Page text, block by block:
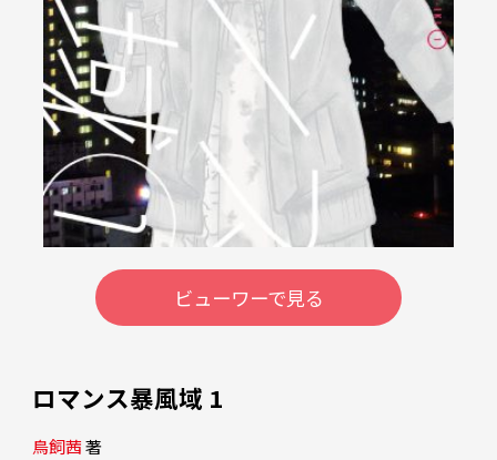
ビューワーで見る
ロマンス暴風域 1
鳥飼茜 著